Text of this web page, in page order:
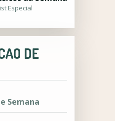
Especial
DE
Semana